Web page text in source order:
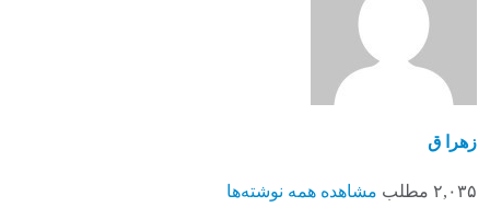
زهرا ق
۲,۰۳۵ مطلب
مشاهده همه نوشته‌ها